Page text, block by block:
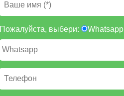
Пожалуйста, выбери: Whatsapp